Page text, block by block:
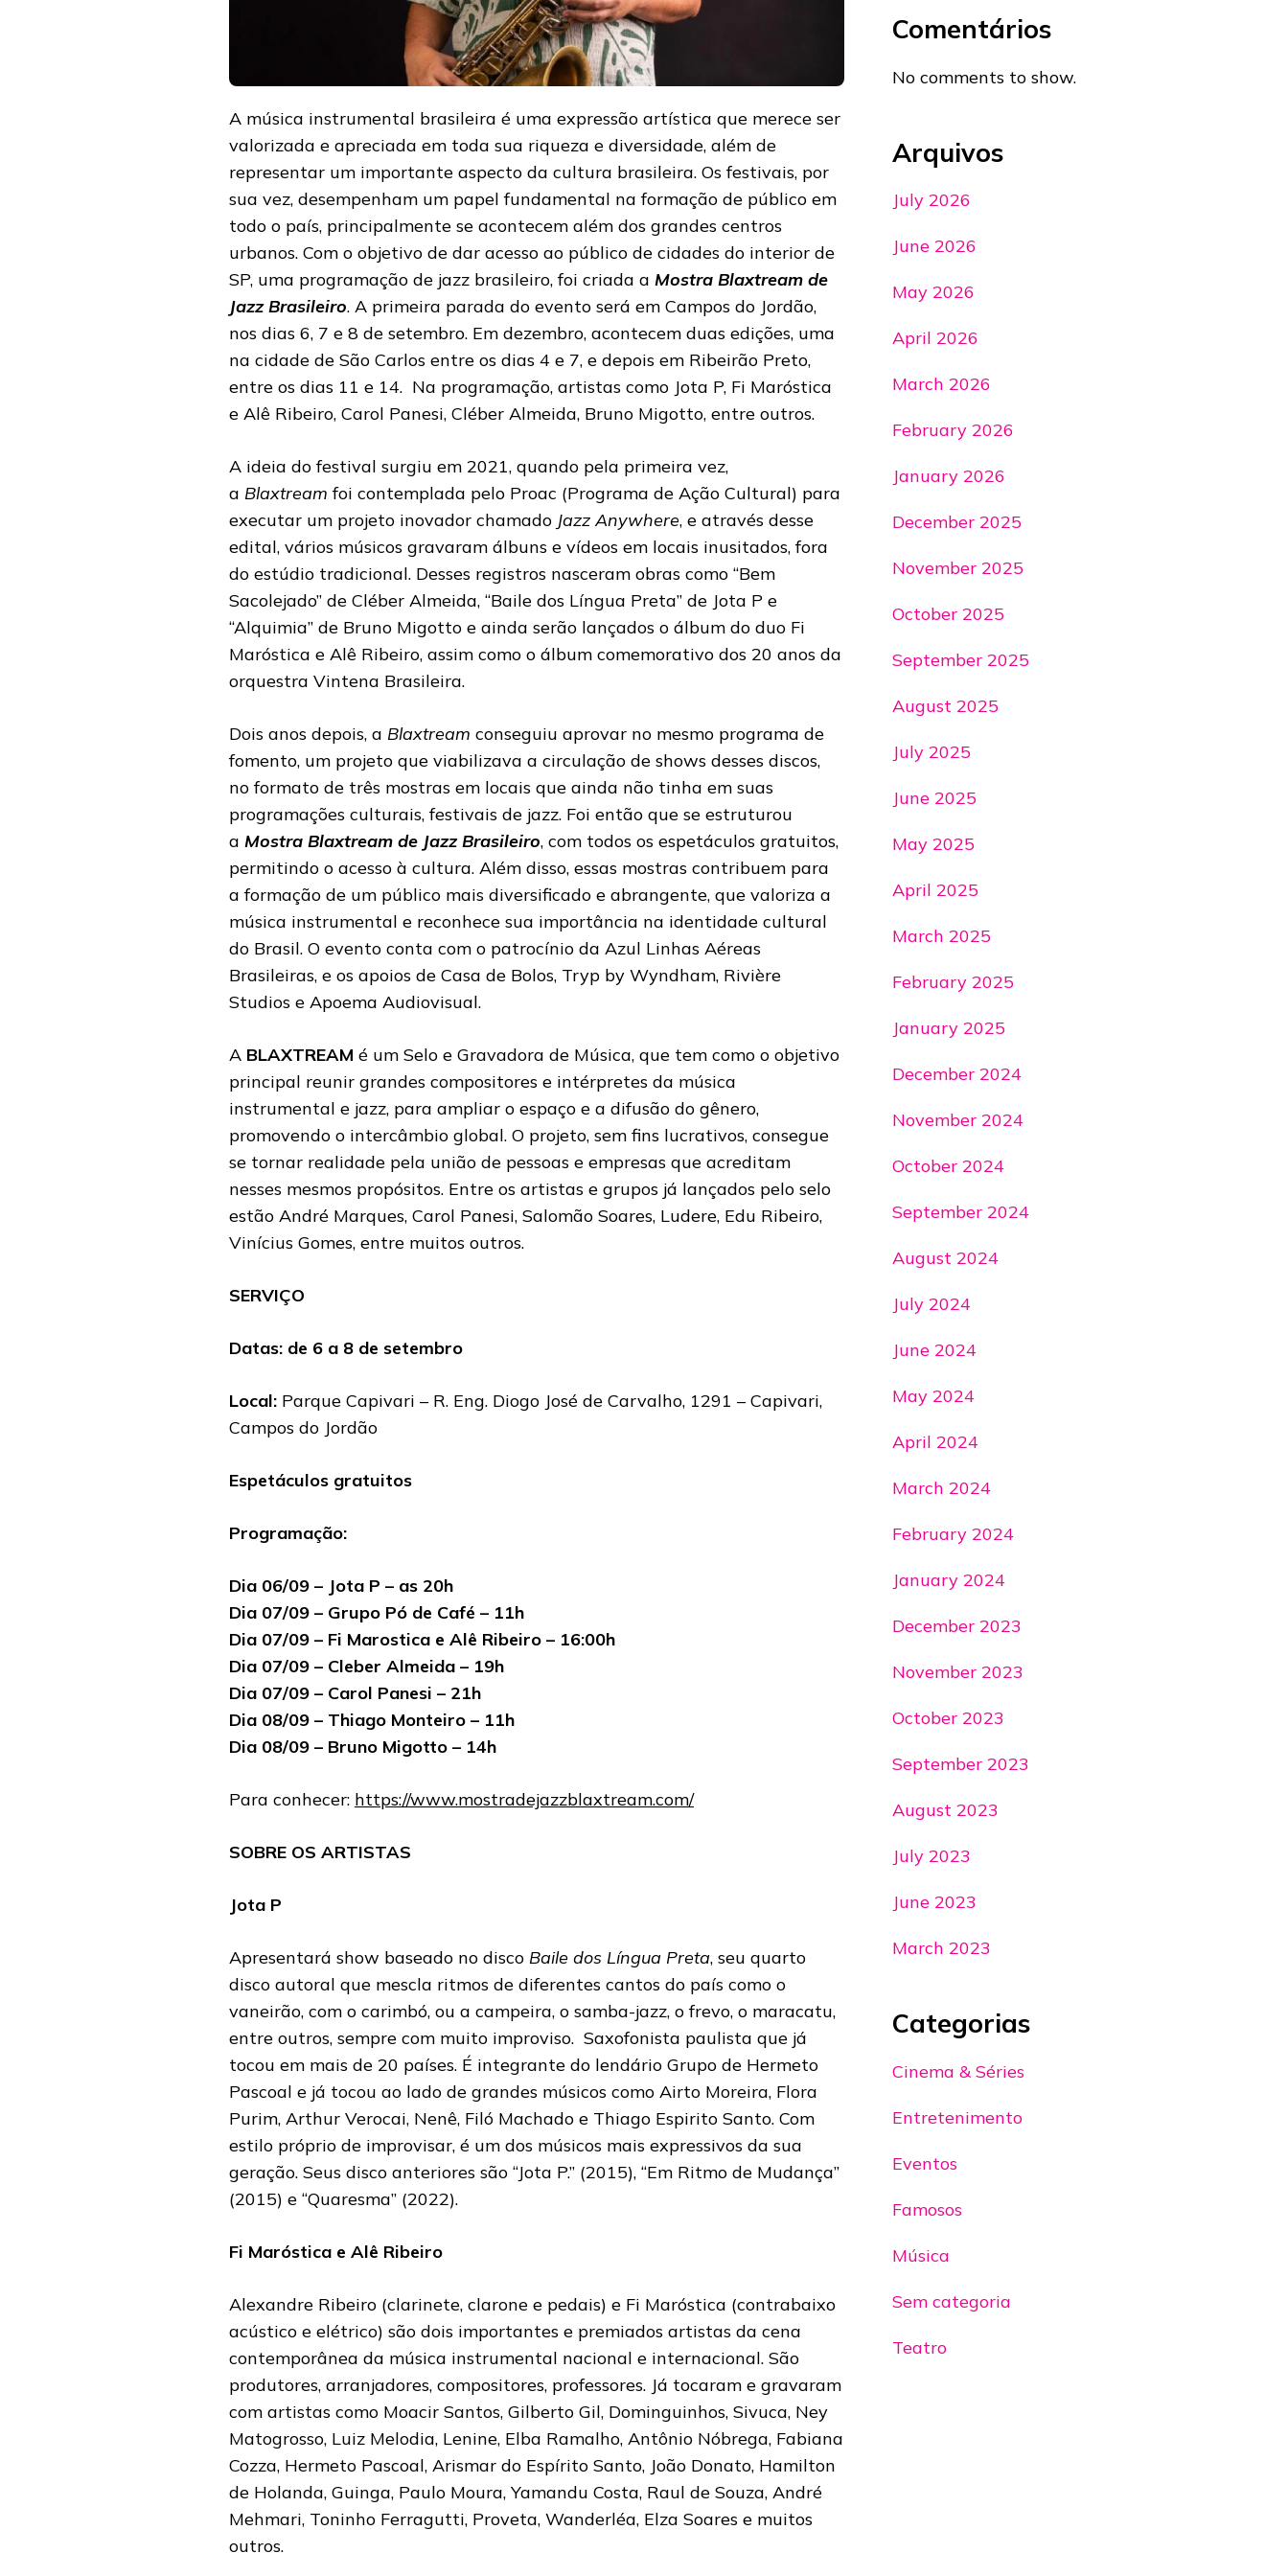
A música instrumental brasileira é uma expressão artística que merece ser
valorizada e apreciada em toda sua riqueza e diversidade, além de
representar um importante aspecto da cultura brasileira. Os festivais, por
sua vez, desempenham um papel fundamental na formação de público em
todo o país, principalmente se acontecem além dos grandes centros
urbanos. Com o objetivo de dar acesso ao público de cidades do interior de
SP, uma programação de jazz brasileiro, foi criada a Mostra Blaxtream de
Jazz Brasileiro. A primeira parada do evento será em Campos do Jordão,
nos dias 6, 7 e 8 de setembro. Em dezembro, acontecem duas edições, uma
na cidade de São Carlos entre os dias 4 e 7, e depois em Ribeirão Preto,
entre os dias 11 e 14. Na programação, artistas como Jota P, Fi Maróstica
e Alê Ribeiro, Carol Panesi, Cléber Almeida, Bruno Migotto, entre outros.
A ideia do festival surgiu em 2021, quando pela primeira vez,
a Blaxtream foi contemplada pelo Proac (Programa de Ação Cultural) para
executar um projeto inovador chamado Jazz Anywhere, e através desse
edital, vários músicos gravaram álbuns e vídeos em locais inusitados, fora
do estúdio tradicional. Desses registros nasceram obras como “Bem
Sacolejado” de Cléber Almeida, “Baile dos Língua Preta” de Jota P e
“Alquimia” de Bruno Migotto e ainda serão lançados o álbum do duo Fi
Maróstica e Alê Ribeiro, assim como o álbum comemorativo dos 20 anos da
orquestra Vintena Brasileira.
Dois anos depois, a Blaxtream conseguiu aprovar no mesmo programa de
fomento, um projeto que viabilizava a circulação de shows desses discos,
no formato de três mostras em locais que ainda não tinha em suas
programações culturais, festivais de jazz. Foi então que se estruturou
a Mostra Blaxtream de Jazz Brasileiro, com todos os espetáculos gratuitos,
permitindo o acesso à cultura. Além disso, essas mostras contribuem para
a formação de um público mais diversificado e abrangente, que valoriza a
música instrumental e reconhece sua importância na identidade cultural
do Brasil. O evento conta com o patrocínio da Azul Linhas Aéreas
Brasileiras, e os apoios de Casa de Bolos, Tryp by Wyndham, Rivière
Studios e Apoema Audiovisual.
A BLAXTREAM é um Selo e Gravadora de Música, que tem como o objetivo
principal reunir grandes compositores e intérpretes da música
instrumental e jazz, para ampliar o espaço e a difusão do gênero,
promovendo o intercâmbio global. O projeto, sem fins lucrativos, consegue
se tornar realidade pela união de pessoas e empresas que acreditam
nesses mesmos propósitos. Entre os artistas e grupos já lançados pelo selo
estão André Marques, Carol Panesi, Salomão Soares, Ludere, Edu Ribeiro,
Vinícius Gomes, entre muitos outros.
SERVIÇO
Datas: de 6 a 8 de setembro
Local: Parque Capivari – R. Eng. Diogo José de Carvalho, 1291 – Capivari,
Campos do Jordão
Espetáculos gratuitos
Programação:
Dia 06/09 – Jota P – as 20h
Dia 07/09 – Grupo Pó de Café – 11h
Dia 07/09 – Fi Marostica e Alê Ribeiro – 16:00h
Dia 07/09 – Cleber Almeida – 19h
Dia 07/09 – Carol Panesi – 21h
Dia 08/09 – Thiago Monteiro – 11h
Dia 08/09 – Bruno Migotto – 14h
Para conhecer: https://www.mostradejazzblaxtream.com/
SOBRE OS ARTISTAS
Jota P
Apresentará show baseado no disco Baile dos Língua Preta, seu quarto
disco autoral que mescla ritmos de diferentes cantos do país como o
vaneirão, com o carimbó, ou a campeira, o samba-jazz, o frevo, o maracatu,
entre outros, sempre com muito improviso. Saxofonista paulista que já
tocou em mais de 20 países. É integrante do lendário Grupo de Hermeto
Pascoal e já tocou ao lado de grandes músicos como Airto Moreira, Flora
Purim, Arthur Verocai, Nenê, Filó Machado e Thiago Espirito Santo. Com
estilo próprio de improvisar, é um dos músicos mais expressivos da sua
geração. Seus disco anteriores são “Jota P.” (2015), “Em Ritmo de Mudança”
(2015) e “Quaresma” (2022).
Fi Maróstica e Alê Ribeiro
Alexandre Ribeiro (clarinete, clarone e pedais) e Fi Maróstica (contrabaixo
acústico e elétrico) são dois importantes e premiados artistas da cena
contemporânea da música instrumental nacional e internacional. São
produtores, arranjadores, compositores, professores. Já tocaram e gravaram
com artistas como Moacir Santos, Gilberto Gil, Dominguinhos, Sivuca, Ney
Matogrosso, Luiz Melodia, Lenine, Elba Ramalho, Antônio Nóbrega, Fabiana
Cozza, Hermeto Pascoal, Arismar do Espírito Santo, João Donato, Hamilton
de Holanda, Guinga, Paulo Moura, Yamandu Costa, Raul de Souza, André
Mehmari, Toninho Ferragutti, Proveta, Wanderléa, Elza Soares e muitos
outros.
Comentários
No comments to show.
Arquivos
July 2026
June 2026
May 2026
April 2026
March 2026
February 2026
January 2026
December 2025
November 2025
October 2025
September 2025
August 2025
July 2025
June 2025
May 2025
April 2025
March 2025
February 2025
January 2025
December 2024
November 2024
October 2024
September 2024
August 2024
July 2024
June 2024
May 2024
April 2024
March 2024
February 2024
January 2024
December 2023
November 2023
October 2023
September 2023
August 2023
July 2023
June 2023
March 2023
Categorias
Cinema & Séries
Entretenimento
Eventos
Famosos
Música
Sem categoria
Teatro